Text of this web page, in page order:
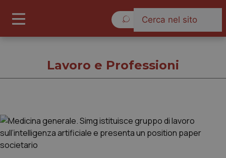
Cronache
Lavoro e Professioni